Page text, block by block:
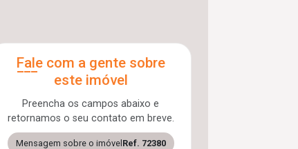
Fale com a gente sobre
este imóvel
Preencha os campos abaixo e
retornamos o seu contato em breve.
Mensagem sobre o imóvel Ref. 72380